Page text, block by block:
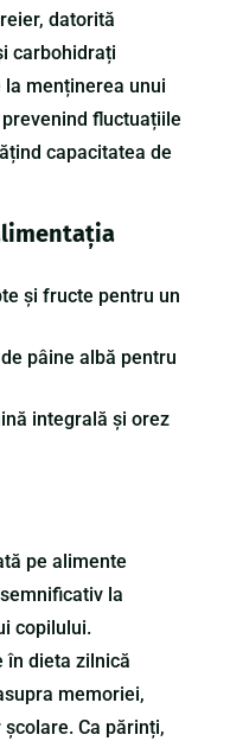
datorită
carbohidrați
menținerea unui
fluctuațiile
capacitatea de
și fructe pentru un
pâine albă pentru
integrală și orez
pe alimente
la
copilului.
în dieta zilnică
memoriei,
Ca părinți,